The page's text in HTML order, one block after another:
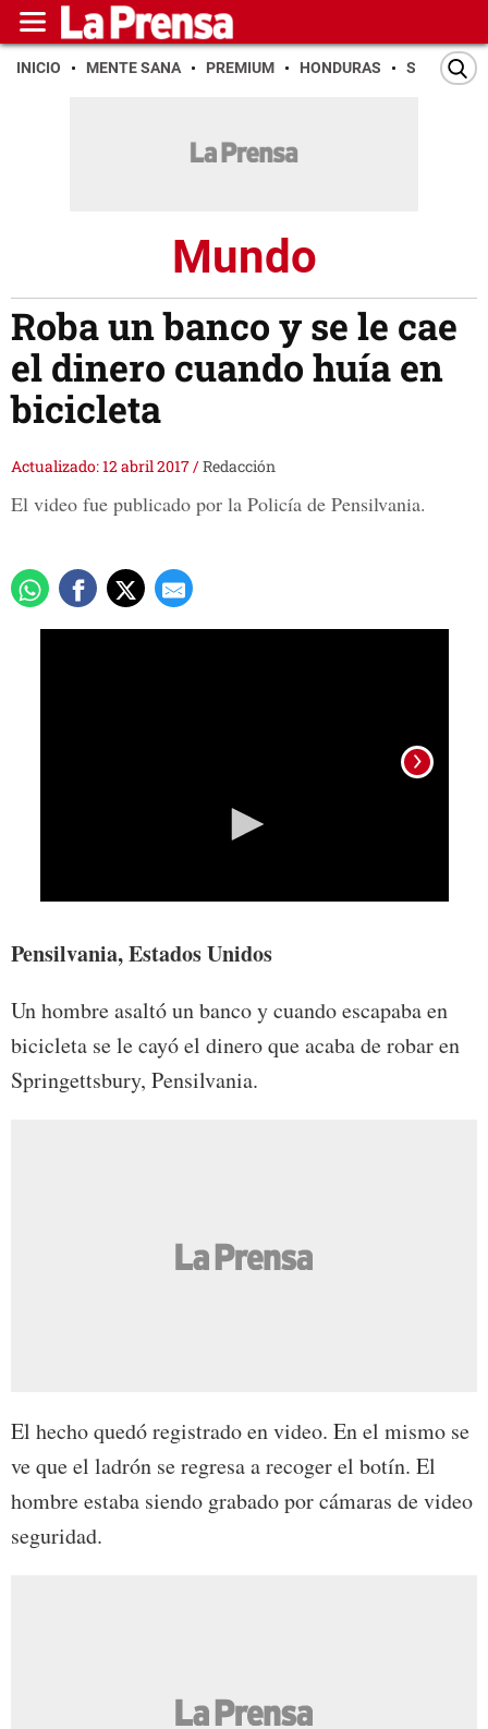
INICIO MENTE SANA PREMIUM HONDURAS SAN PEDRO
Mundo
Roba un banco y se le cae
el dinero cuando huía en
bicicleta
Actualizado: 12 abril 2017/Redacción
El video fue publicado por la Policía de Pensilvania.
Foto:
Pensilvania, Estados Unidos
Un hombre asaltó un banco y cuando escapaba en
bicicleta se le cayó el dinero que acaba de robar en
Springettsbury, Pensilvania.
El hecho quedó registrado en video. En el mismo se
ve que el ladrón se regresa a recoger el botín. El
hombre estaba siendo grabado por cámaras de video
seguridad.